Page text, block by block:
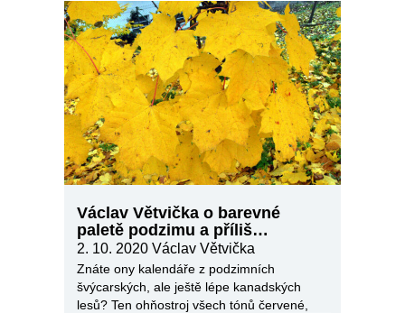
Václav Větvička o barevné
paletě podzimu a příliš
dlouhém létě
2. 10. 2020 Václav Větvička
Znáte ony kalendáře z podzimních
švýcarských, ale ještě lépe kanadských
lesů? Ten ohňostroj všech tónů červené,